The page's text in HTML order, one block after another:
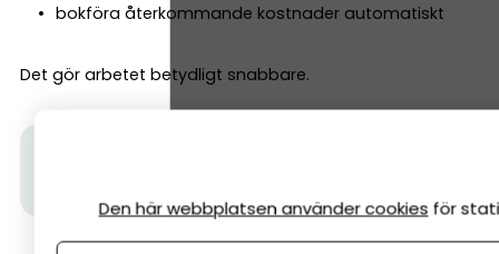
bokföra återkommande kostnader automatiskt
Det gör arbetet betydligt snabbare.
Den här webbplatsen använder cookies för